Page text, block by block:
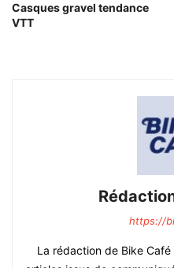
Casques gravel tendance
VTT
https://
La rédaction de Bike